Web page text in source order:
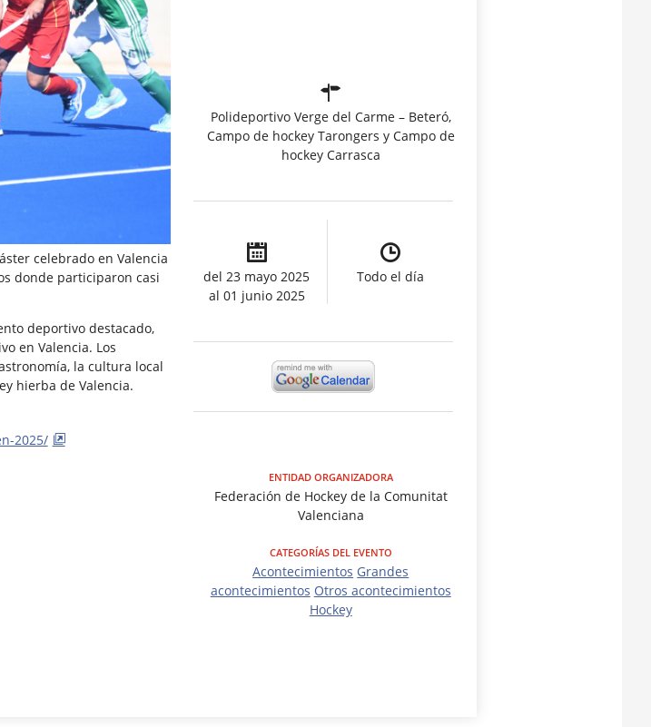
celebrado en Valencia
donde participaron casi
deportivo destacado,
en Valencia. Los
la cultura local
hierba de Valencia.
2025/
Polideportivo Verge del Carme – Beteró,
Campo de hockey Tarongers y Campo de
hockey Carrasca
del 23 mayo 2025
al 01 junio 2025
Todo el día
ENTIDAD ORGANIZADORA
Federación de Hockey de la Comunitat
Valenciana
CATEGORÍAS DEL EVENTO
Acontecimientos Grandes
acontecimientos Otros acontecimientos
Hockey